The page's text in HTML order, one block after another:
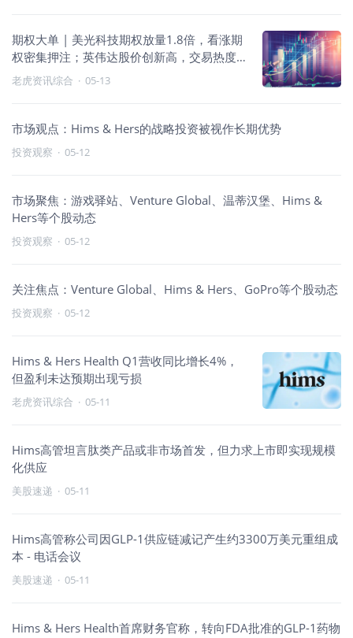
期权大单 | 美光科技期权放量1.8倍，看涨期
权密集押注；英伟达股价创新高，交易热度
攀升
老虎资讯综合 · 05-13
市场观点：Hims & Hers的战略投资被视作长期优势
投资观察 · 05-12
市场聚焦：游戏驿站、Venture Global、温蒂汉堡、Hims &
Hers等个股动态
投资观察 · 05-12
关注焦点：Venture Global、Hims & Hers、GoPro等个股动态
投资观察 · 05-12
Hims & Hers Health Q1营收同比增长4%，
但盈利未达预期出现亏损
老虎资讯综合 · 05-11
Hims高管坦言肽类产品或非市场首发，但力求上市即实现规模
化供应
美股速递 · 05-11
Hims高管称公司因GLP-1供应链减记产生约3300万美元重组成
本 - 电话会议
美股速递 · 05-11
Hims & Hers Health首席财务官称，转向FDA批准的GLP-1药物